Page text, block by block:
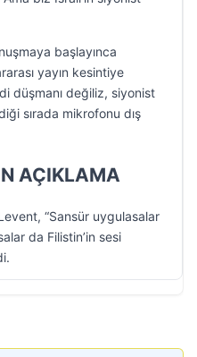
başlayınca
yayın kesintiye
düşmanı değiliz, siyonist
sırada mikrofonu dış
AÇIKLAMA
“Sansür uygulasalar
da Filistin’in sesi